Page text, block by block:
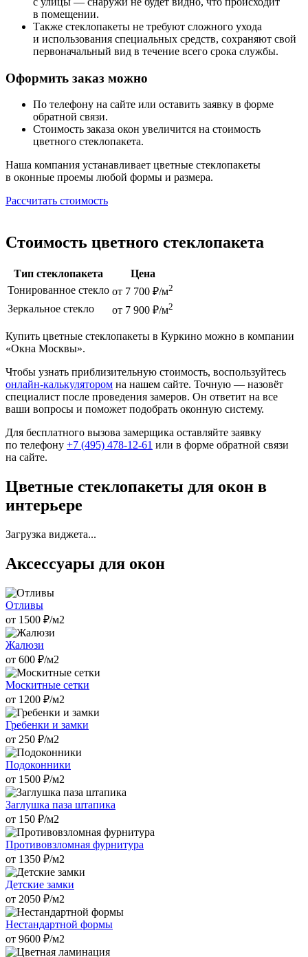
в помещении.
Также стеклопакеты не требуют сложного ухода
и использования специальных средств, сохраняют свой
первоначальный вид в течение всего срока службы.
Оформить заказ можно
По телефону на сайте или оставить заявку в форме
обратной связи.
Стоимость заказа окон увеличится на стоимость
цветного стеклопакета.
Наша компания устанавливает цветные стеклопакеты
в оконные проемы любой формы и размера.
Рассчитать стоимость
Стоимость цветного стеклопакета
Тип стеклопакета
Цена
Тонированное стекло от 7 700 ₽/м2
Зеркальное стекло от 7 900 ₽/м2
Купить цветные стеклопакеты в Куркино можно в компании
«Окна Москвы».
Чтобы узнать приблизительную стоимость, воспользуйтесь
онлайн-калькулятором на нашем сайте. Точную — назовёт
специалист после проведения замеров. Он ответит на все
ваши вопросы и поможет подобрать оконную систему.
Для бесплатного вызова замерщика оставляйте заявку
по телефону +7 (495) 478-12-61 или в форме обратной связи
на сайте.
Цветные стеклопакеты для окон в
интерьере
Загрузка виджета...
Аксессуары для окон
Отливы
от 1500 ₽/м2
Жалюзи
от 600 ₽/м2
Москитные сетки
от 1200 ₽/м2
Гребенки и замки
от 250 ₽/м2
Подоконники
от 1500 ₽/м2
Заглушка паза штапика
от 150 ₽/м2
Противовзломная фурнитура
от 1350 ₽/м2
Детские замки
от 2050 ₽/м2
Нестандартной формы
от 9600 ₽/м2